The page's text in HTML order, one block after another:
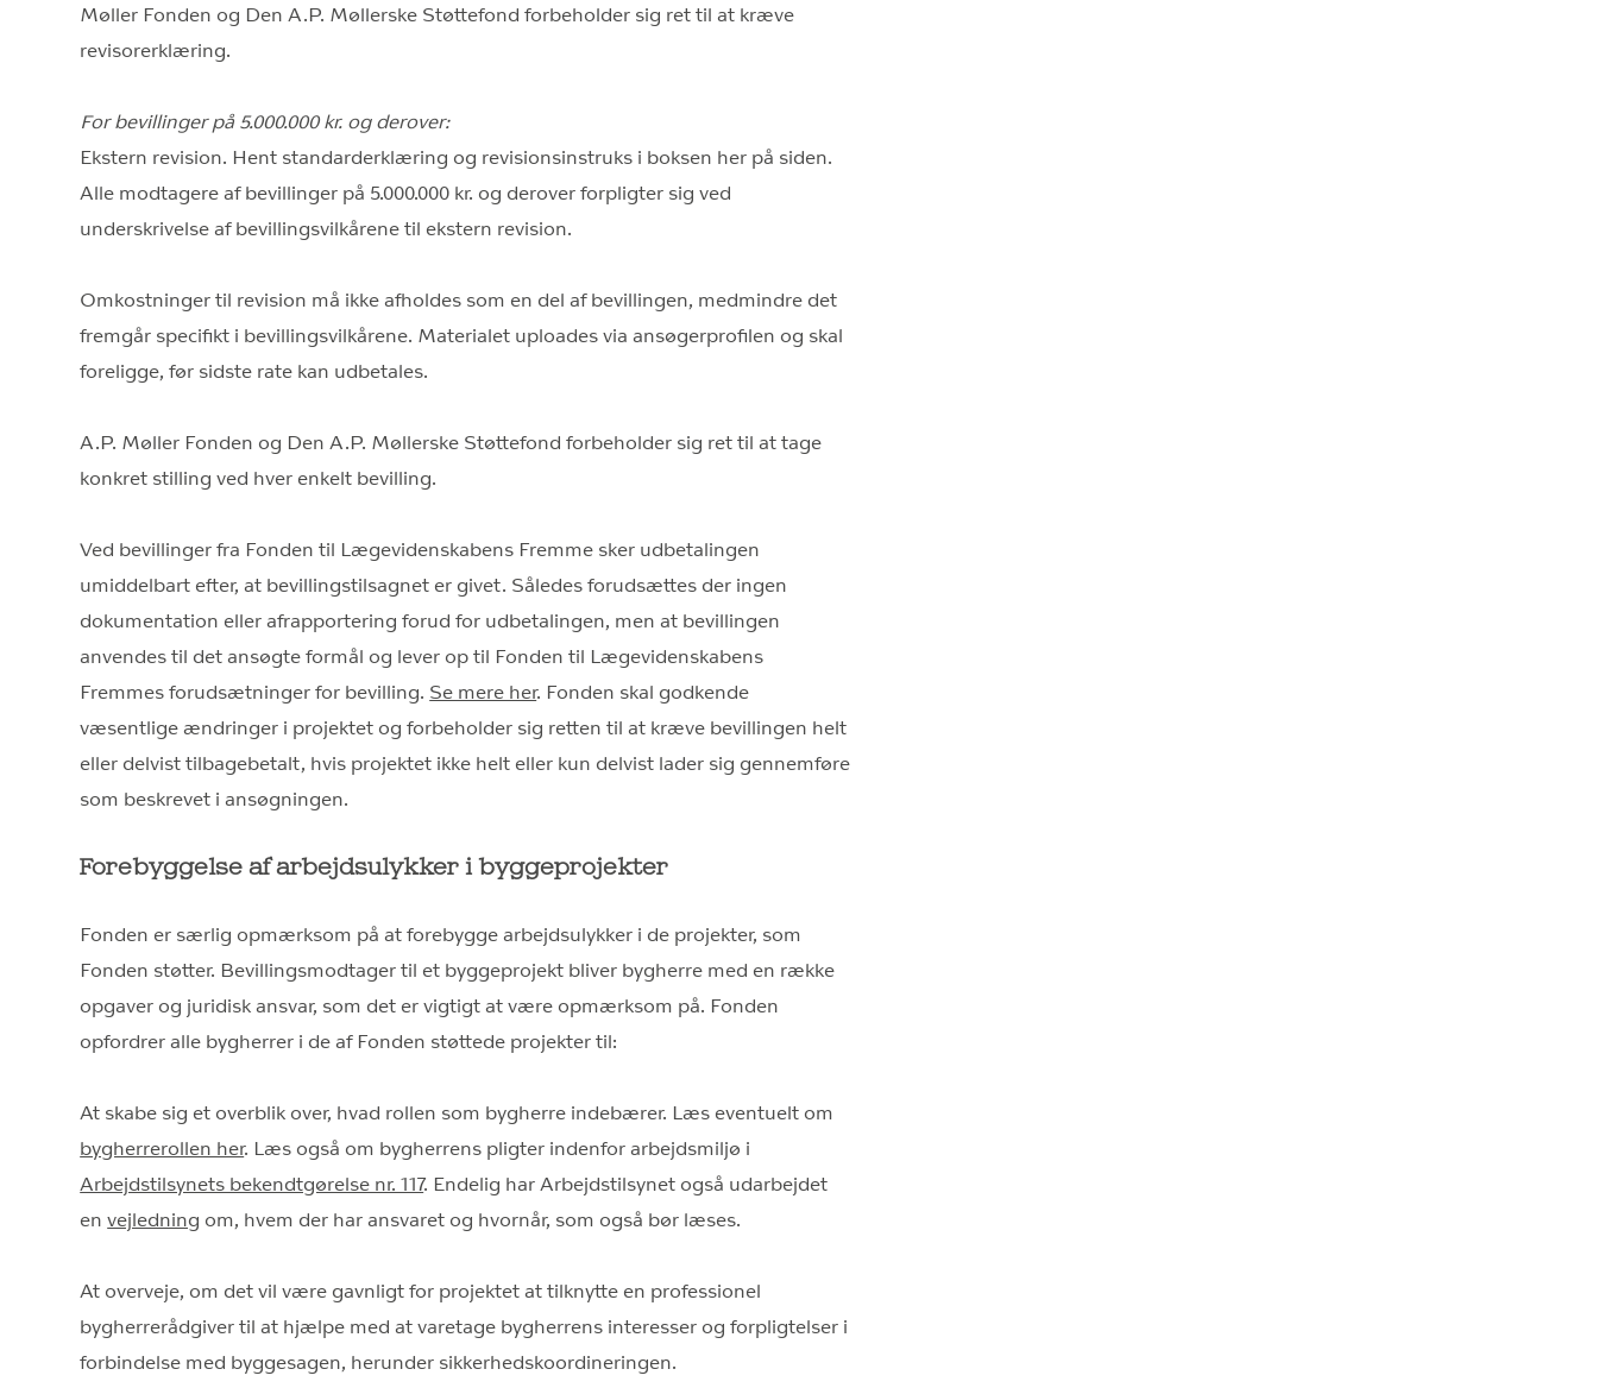
Møller Fonden og Den A.P. Møllerske Støttefond forbeholder sig ret til at kræve
revisorerklæring.
For bevillinger på 5.000.000 kr. og derover:
Ekstern revision. Hent standarderklæring og revisionsinstruks i boksen her på siden.
Alle modtagere af bevillinger på 5.000.000 kr. og derover forpligter sig ved
underskrivelse af bevillingsvilkårene til ekstern revision.
Omkostninger til revision må ikke afholdes som en del af bevillingen, medmindre det
fremgår specifikt i bevillingsvilkårene. Materialet uploades via ansøgerprofilen og skal
foreligge, før sidste rate kan udbetales.
A.P. Møller Fonden og Den A.P. Møllerske Støttefond forbeholder sig ret til at tage
konkret stilling ved hver enkelt bevilling.
Ved bevillinger fra Fonden til Lægevidenskabens Fremme sker udbetalingen
umiddelbart efter, at bevillingstilsagnet er givet. Således forudsættes der ingen
dokumentation eller afrapportering forud for udbetalingen, men at bevillingen
anvendes til det ansøgte formål og lever op til Fonden til Lægevidenskabens
Fremmes forudsætninger for bevilling. Se mere her. Fonden skal godkende
væsentlige ændringer i projektet og forbeholder sig retten til at kræve bevillingen helt
eller delvist tilbagebetalt, hvis projektet ikke helt eller kun delvist lader sig gennemføre
som beskrevet i ansøgningen.
Forebyggelse af arbejdsulykker i byggeprojekter
Fonden er særlig opmærksom på at forebygge arbejdsulykker i de projekter, som
Fonden støtter. Bevillingsmodtager til et byggeprojekt bliver bygherre med en række
opgaver og juridisk ansvar, som det er vigtigt at være opmærksom på. Fonden
opfordrer alle bygherrer i de af Fonden støttede projekter til:
At skabe sig et overblik over, hvad rollen som bygherre indebærer. Læs eventuelt om
bygherrerollen her. Læs også om bygherrens pligter indenfor arbejdsmiljø i
Arbejdstilsynets bekendtgørelse nr. 117. Endelig har Arbejdstilsynet også udarbejdet
envejledning om, hvem der har ansvaret og hvornår, som også bør læses.
At overveje, om det vil være gavnligt for projektet at tilknytte en professionel
bygherrerådgiver til at hjælpe med at varetage bygherrens interesser og forpligtelser i
forbindelse med byggesagen, herunder sikkerhedskoordineringen.